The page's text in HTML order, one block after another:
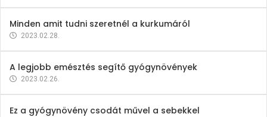
Minden amit tudni szeretnél a kurkumáról
2023.02.28.
A legjobb emésztés segítő gyógynövények
2023.02.26.
Ez a gyógynövény csodát művel a sebekkel